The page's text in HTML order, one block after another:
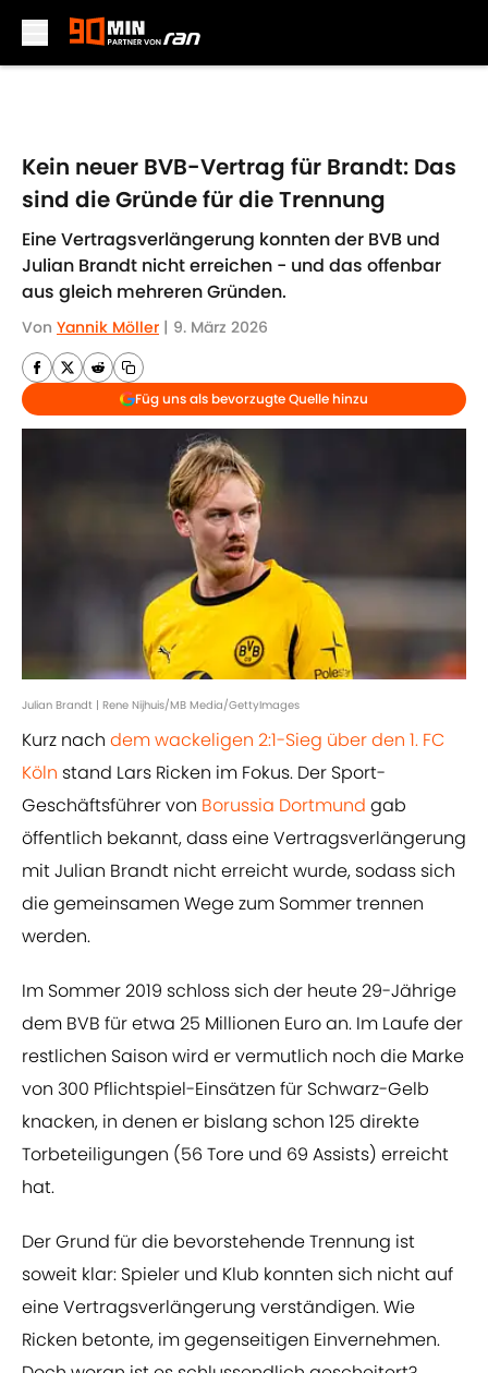
Kein neuer BVB-Vertrag für Brandt: Das
sind die Gründe für die Trennung
Eine Vertragsverlängerung konnten der BVB und
Julian Brandt nicht erreichen - und das offenbar
aus gleich mehreren Gründen.
Von Yannik Möller | 9. März 2026
Füg uns als bevorzugte Quelle hinzu
Julian Brandt | Rene Nijhuis/MB Media/GettyImages
Kurz nach dem wackeligen 2:1-Sieg über den 1. FC
Köln stand Lars Ricken im Fokus. Der Sport-
Geschäftsführer von Borussia Dortmund gab
öffentlich bekannt, dass eine Vertragsverlängerung
mit Julian Brandt nicht erreicht wurde, sodass sich
die gemeinsamen Wege zum Sommer trennen
werden.
Im Sommer 2019 schloss sich der heute 29-Jährige
dem BVB für etwa 25 Millionen Euro an. Im Laufe der
restlichen Saison wird er vermutlich noch die Marke
von 300 Pflichtspiel-Einsätzen für Schwarz-Gelb
knacken, in denen er bislang schon 125 direkte
Torbeteiligungen (56 Tore und 69 Assists) erreicht
hat.
Der Grund für die bevorstehende Trennung ist
soweit klar: Spieler und Klub konnten sich nicht auf
eine Vertragsverlängerung verständigen. Wie
Ricken betonte, im gegenseitigen Einvernehmen.